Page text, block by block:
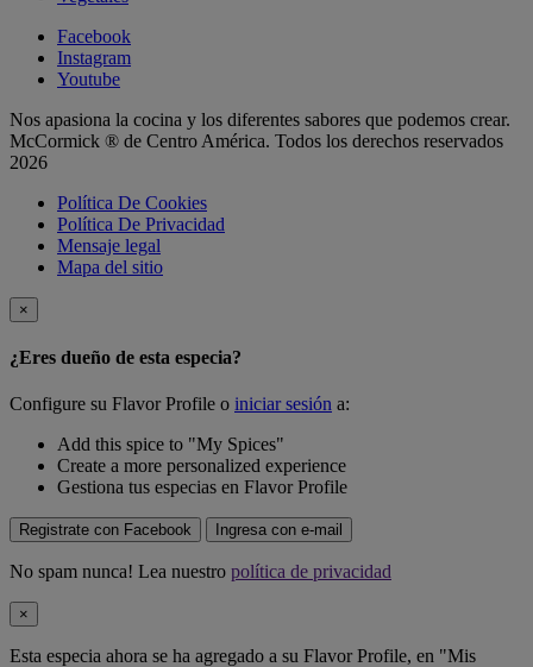
Facebook
Instagram
Youtube
Nos apasiona la cocina y los diferentes sabores que podemos crear.
McCormick ® de Centro América. Todos los derechos reservados
2026
Política De Cookies
Política De Privacidad
Mensaje legal
Mapa del sitio
×
¿Eres dueño de esta especia?
Configure su Flavor Profile o iniciar sesión a:
Add this spice to "My Spices"
Create a more personalized experience
Gestiona tus especias en Flavor Profile
Registrate con Facebook Ingresa con e-mail
No spam nunca! Lea nuestro política de privacidad
×
Esta especia ahora se ha agregado a su Flavor Profile, en "Mis